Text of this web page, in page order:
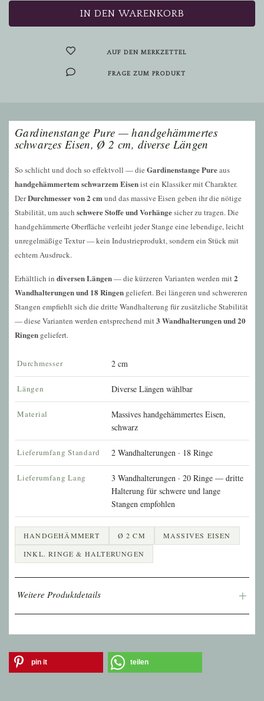
AUF DEN MERKZETTEL
FRAGE ZUM PRODUKT
Gardinenstange Pure — handgehämmertes
schwarzes Eisen, Ø 2 cm, diverse Längen
So schlicht und doch so effektvoll — die Gardinenstange Pureaus
handgehämmertem schwarzem Eisenist ein Klassiker mit Charakter.
DerDurchmesser von 2 cmund das massive Eisen geben ihr die nötige
Stabilität, um auch schwere Stoffe und Vorhängesicher zu tragen. Die
handgehämmerte Oberfläche verleiht jeder Stange eine lebendige, leicht
unregelmäßige Textur — kein Industrieprodukt, sondern ein Stück mit
echtem Ausdruck.
Erhältlich in diversen Längen— die kürzeren Varianten werden mit2
Wandhalterungen und 18 Ringen geliefert. Bei längeren und schwereren
Stangen empfiehlt sich die dritte Wandhalterung für zusätzliche Stabilität
— diese Varianten werden entsprechend mit3 Wandhalterungen und 20
Ringen geliefert.
Durchmesser 2 cm
Längen Diverse Längen wählbar
Material
Massives handgehämmertes Eisen,
schwarz
Lieferumfang Standard 2 Wandhalterungen · 18 Ringe
Lieferumfang Lang
3 Wandhalterungen · 20 Ringe — dritte
Halterung für schwere und lange
Stangen empfohlen
HANDGEHÄMMERT Ø 2 CM
MASSIVES EISEN
INKL. RINGE & HALTERUNGEN
Weitere Produktdetails
Unikat
Geeignet für Leichte & schwere Vorhänge und Stoffe
pin it teilen